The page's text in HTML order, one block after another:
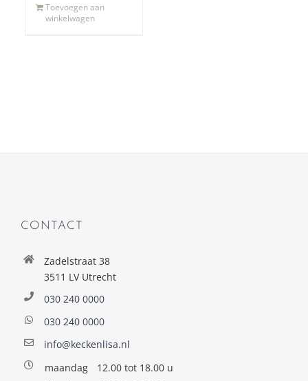
Toevoegen aan
winkelwagen
CONTACT
Zadelstraat 38
3511 LV Utrecht
030 240 0000
030 240 0000
info@keckenlisa.nl
maandag
12.00 tot 18.00 u